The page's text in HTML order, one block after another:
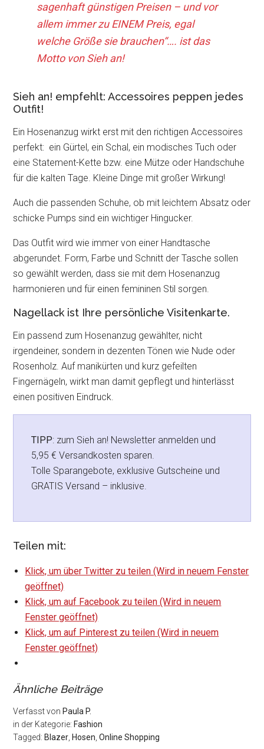
sagenhaft günstigen Preisen – und vor
allem immer zu EINEM Preis, egal
welche Größe sie brauchen“…. ist das
Motto von Sieh an!
Sieh an! empfehlt: Accessoires peppen jedes
Outfit!
Ein Hosenanzug wirkt erst mit den richtigen Accessoires
perfekt: ein Gürtel, ein Schal, ein modisches Tuch oder
eine Statement-Kette bzw. eine Mütze oder Handschuhe
für die kalten Tage. Kleine Dinge mit großer Wirkung!
Auch die passenden Schuhe, ob mit leichtem Absatz oder
schicke Pumps sind ein wichtiger Hingucker.
Das Outfit wird wie immer von einer Handtasche
abgerundet. Form, Farbe und Schnitt der Tasche sollen
so gewählt werden, dass sie mit dem Hosenanzug
harmonieren und für einen femininen Stil sorgen.
Nagellack ist Ihre persönliche Visitenkarte.
Ein passend zum Hosenanzug gewählter, nicht
irgendeiner, sondern in dezenten Tönen wie Nude oder
Rosenholz. Auf manikürten und kurz gefeilten
Fingernägeln, wirkt man damit gepflegt und hinterlässt
einen positiven Eindruck.
TIPP: zum Sieh an! Newsletter anmelden und
5,95 € Versandkosten sparen.
Tolle Sparangebote, exklusive Gutscheine und
GRATIS Versand – inklusive.
Teilen mit:
Klick, um über Twitter zu teilen (Wird in neuem Fenster
geöffnet)
Klick, um auf Facebook zu teilen (Wird in neuem
Fenster geöffnet)
Klick, um auf Pinterest zu teilen (Wird in neuem
Fenster geöffnet)
Ähnliche Beiträge
Verfasst von Paula P.
in der Kategorie: Fashion
Tagged: Blazer Hosen ,Online Shopping